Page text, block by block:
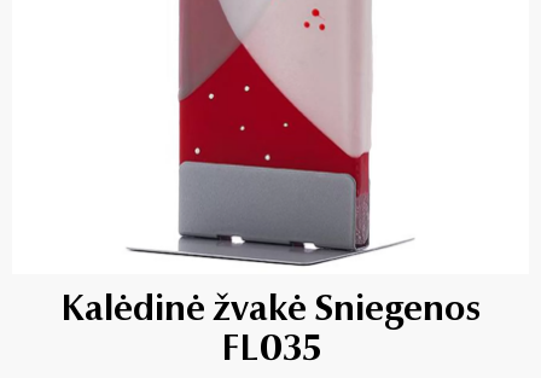
Kalėdinė žvakė Sniegenos
FL035